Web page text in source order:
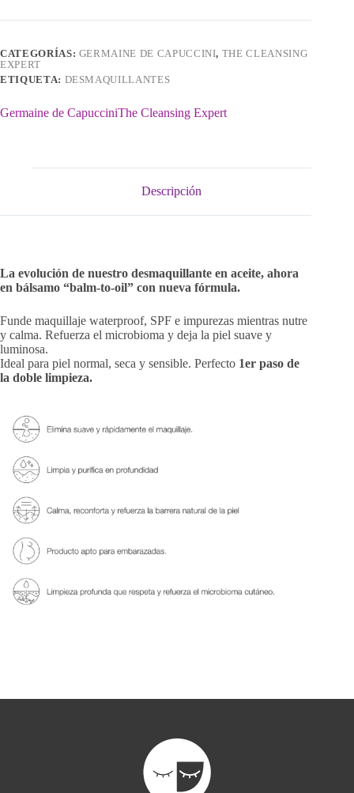
CATEGORÍAS: GERMAINE DE CAPUCCINI, THE CLEANSING
EXPERT
ETIQUETA: DESMAQUILLANTES
Germaine de CapucciniThe Cleansing Expert
Descripción
La evolución de nuestro desmaquillante en aceite, ahora
en bálsamo “balm-to-oil” con nueva fórmula.
Funde maquillaje waterproof, SPF e impurezas mientras nutre
y calma. Refuerza el microbioma y deja la piel suave y
luminosa.
Ideal para piel normal, seca y sensible. Perfecto 1er paso de
la doble limpieza.